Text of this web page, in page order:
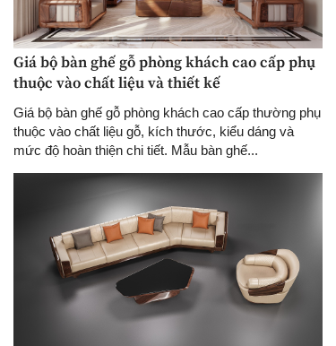
Giá bộ bàn ghế gỗ phòng khách cao cấp phụ
thuộc vào chất liệu và thiết kế
Giá bộ bàn ghế gỗ phòng khách cao cấp thường phụ
thuộc vào chất liệu gỗ, kích thước, kiểu dáng và
mức độ hoàn thiện chi tiết. Mẫu bàn ghế...